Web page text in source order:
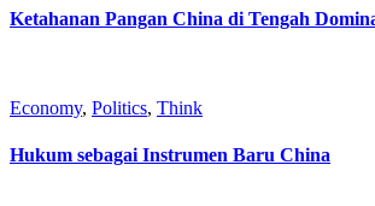
Ketahanan Pangan China di Tengah
Economy, Politics, Think
Hukum sebagai Instrumen Baru China